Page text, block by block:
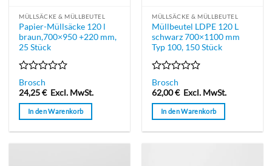
MÜLLSÄCKE & MÜLLBEUTEL
Papier-Müllsäcke 120 l
braun,700×950 +220 mm,
25 Stück
Bewertet
mit
0
von
5
Brosch
24,25€ Excl. MwSt.
In den Warenkorb
MÜLLSÄCKE & MÜLLBEUTEL
Müllbeutel LDPE 120 L
schwarz 700×1100 mm
Typ 100, 150 Stück
Bewertet
mit
0
von
5
Brosch
62,00€ Excl. MwSt.
In den Warenkorb